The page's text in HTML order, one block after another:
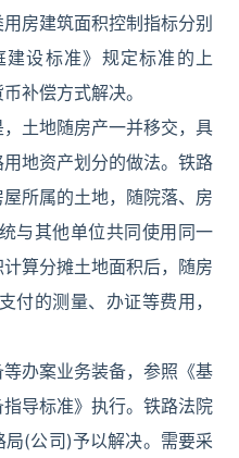
房建筑面积控制指标分别
设标准》规定标准的上
补偿方式解决。
土地随房产一并移交，具
地资产划分的做法。铁路
所属的土地，随院落、房
与其他单位共同使用同一
算分摊土地面积后，随房
付的测量、办证等费用，
办案业务装备，参照《基
导标准》执行。铁路法院
(公司)予以解决。需要采